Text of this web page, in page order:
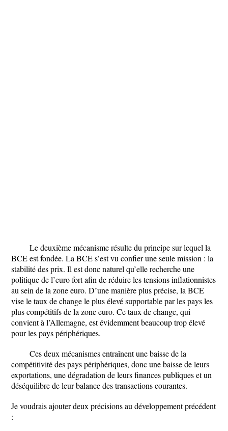
Le deuxième mécanisme résulte du principe sur lequel la
BCE est fondée. La BCE s’est vu confier une seule mission : la
stabilité des prix. Il est donc naturel qu’elle recherche une
politique de l’euro fort afin de réduire les tensions inflationnistes
au sein de la zone euro. D’une manière plus précise, la BCE
vise le taux de change le plus élevé supportable par les pays les
plus compétitifs de la zone euro. Ce taux de change, qui
convient à l’Allemagne, est évidemment beaucoup trop élevé
pour les pays périphériques.
Ces deux mécanismes entraînent une baisse de la
compétitivité des pays périphériques, donc une baisse de leurs
exportations, une dégradation de leurs finances publiques et un
déséquilibre de leur balance des transactions courantes.
Je voudrais ajouter deux précisions au développement précédent
: